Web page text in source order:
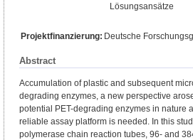
Lösungsansätze
Projektfinanzierung: Deutsche
Abstract
Accumulation of plastic and subsequent
degrading enzymes, a new perspective
potential PET-degrading enzymes in nature
reliable assay platform is needed. In this
polymerase chain reaction tubes, 96- and